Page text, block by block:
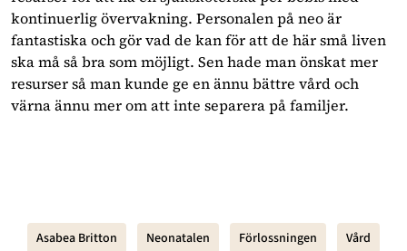
kontinuerlig övervakning. Personalen på neo är
fantastiska och gör vad de kan för att de här små liven
ska må så bra som möjligt. Sen hade man önskat mer
resurser så man kunde ge en ännu bättre vård och
värna ännu mer om att inte separera på familjer.
Asabea Britton Neonatalen Förlossningen Vård